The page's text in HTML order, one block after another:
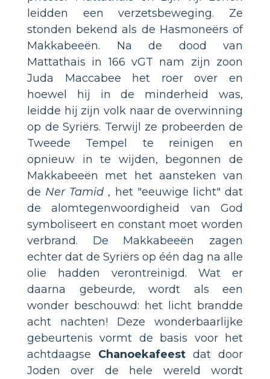
leidden een verzetsbeweging. Ze
stonden bekend als de Hasmoneërs of
Makkabeeën. Na de dood van
Mattathais in 166 vGT nam zijn zoon
Juda Maccabee het roer over en
hoewel hij in de minderheid was,
leidde hij zijn volk naar de overwinning
op de Syriërs. Terwijl ze probeerden de
Tweede Tempel te reinigen en
opnieuw in te wijden, begonnen de
Makkabeeën met het aansteken van
de Ner Tamid , het "eeuwige licht" dat
de alomtegenwoordigheid van God
symboliseert en constant moet worden
verbrand. De Makkabeeën zagen
echter dat de Syriërs op één dag na alle
olie hadden verontreinigd. Wat er
daarna gebeurde, wordt als een
wonder beschouwd: het licht brandde
acht nachten! Deze wonderbaarlijke
gebeurtenis vormt de basis voor het
achtdaagse Chanoekafeest dat door
Joden over de hele wereld wordt